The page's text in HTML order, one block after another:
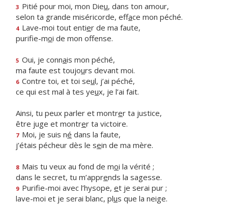
3 Pitié pour moi, mon Dieu, dans ton amour,
selon ta grande miséricorde, efface mon péché.
4 Lave-moi tout entier de ma faute,
purifie-moi de mon offense.
5 Oui, je connais mon péché,
ma faute est toujours devant moi.
6 Contre toi, et toi seul, j’ai péché,
ce qui est mal à tes yeux, je l’ai fait.
Ainsi, tu peux parler et montrer ta justice,
être juge et montrer ta victoire.
7 Moi, je suis né dans la faute,
j’étais pécheur dès le sein de ma mère.
8 Mais tu veux au fond de moi la vérité ;
dans le secret, tu m’apprends la sagesse.
9 Purifie-moi avec l’hysope, et je serai pur ;
lave-moi et je serai blanc, plus que la neige.